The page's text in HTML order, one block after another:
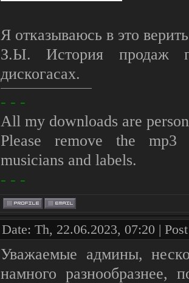
Я отказываюсь в это
З.Ы. История продаж
дискогасах.
- - -
All my downloads are
Please remove the
musicians and labels.
- - -
Date: Th, 22.06.2023, 07:20 |
Уважаемые админы,
намного